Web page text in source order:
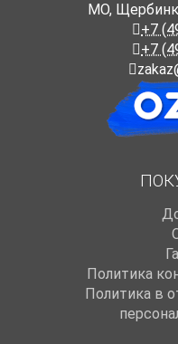
МО,
+7
+7
Политика
Политика в